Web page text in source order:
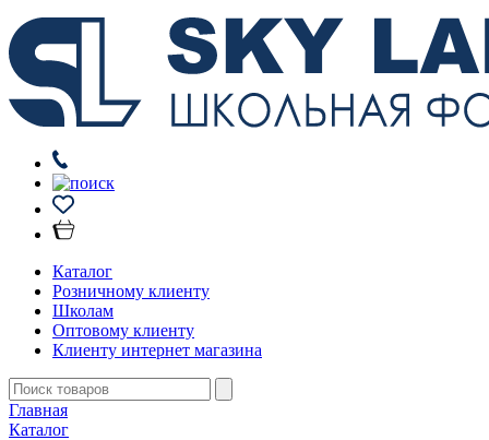
Каталог
Розничному клиенту
Школам
Оптовому клиенту
Клиенту интернет магазина
Главная
Каталог